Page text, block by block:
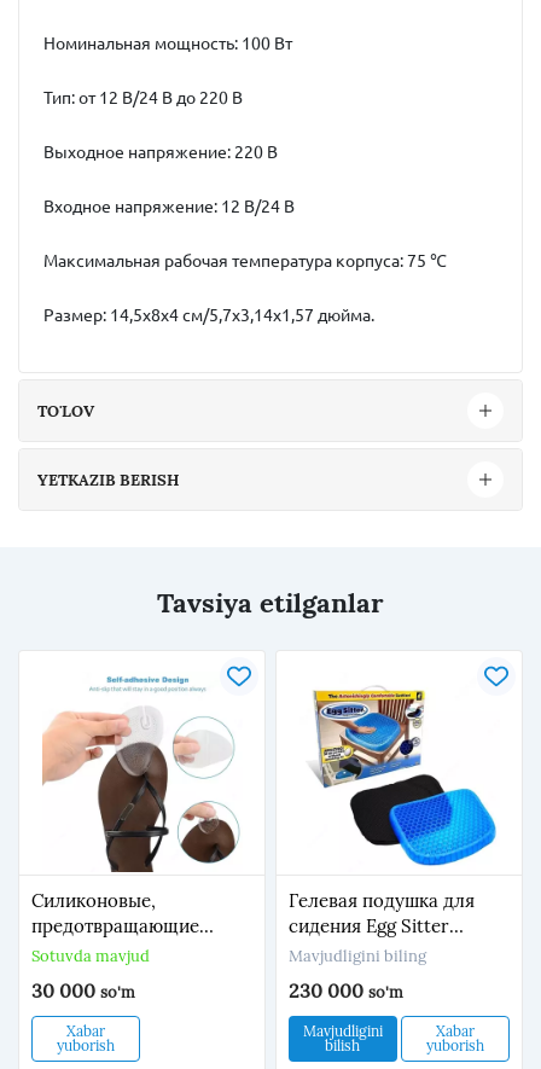
Номинальная мощность: 100 Вт
Тип: от 12 В/24 В до 220 В
Выходное напряжение: 220 В
Входное напряжение: 12 В/24 В
Максимальная рабочая температура корпуса: 75 ℃
Размер: 14,5x8x4 см/5,7x3,14x1,57 дюйма.
TO'LOV
YETKAZIB BERISH
Tavsiya etilganlar
Силиконовые,
предотвращающие
скольжение стопы
на клейкой основе.
Теперь вы сможете
носить любимые
Sotuvda mavjud
30 000 so'm
Xabar
yuborish
Гелевая подушка для
сидения Egg Sitter
ортопедическая + чехол
(484278)Ортопедическая
подушка Egg Sitter -
Мягкая ортопедическая
Mavjudligini biling
230 000 so'm
Mavjudligini
bilish
Xabar
yuborish